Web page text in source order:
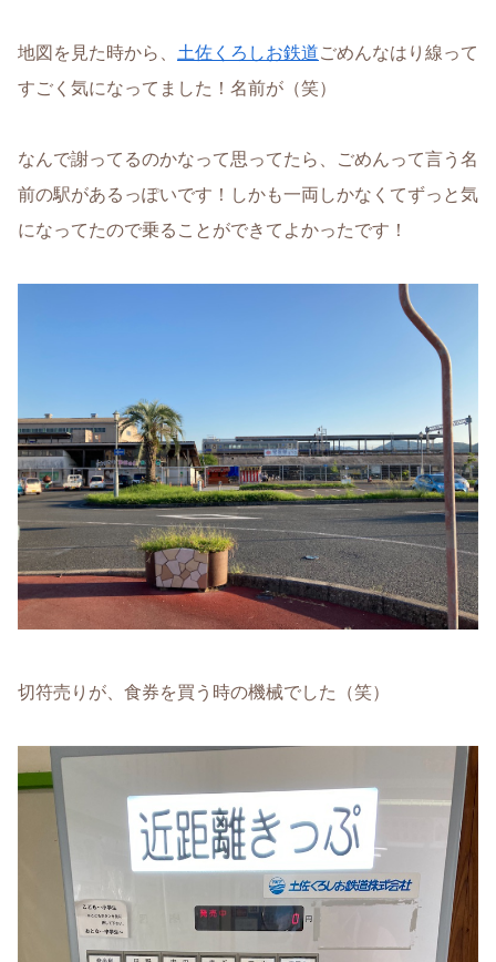
地図を見た時から、 土佐くろしお鉄道ごめんなはり線って
すごく気になってました！名前が（笑）
なんで謝ってるのかなって思ってたら、ごめんって言う名
前の駅があるっぽいです！しかも一両しかなくてずっと気
になってたので乗ることができてよかったです！
切符売りが、食券を買う時の機械でした（笑）